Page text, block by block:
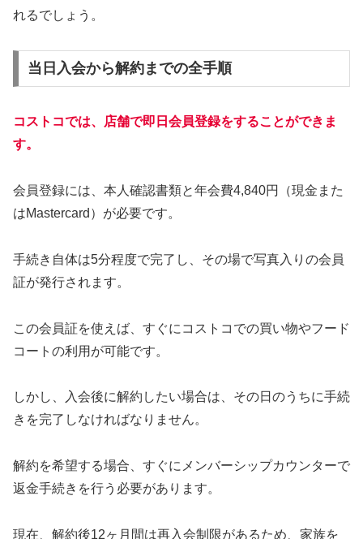
れるでしょう。
当日入会から解約までの全手順
コストコでは、店舗で即日会員登録をすることができま
す。
会員登録には、本人確認書類と年会費4,840円（現金また
はMastercard）が必要です。
手続き自体は5分程度で完了し、その場で写真入りの会員
証が発行されます。
この会員証を使えば、すぐにコストコでの買い物やフード
コートの利用が可能です。
しかし、入会後に解約したい場合は、その日のうちに手続
きを完了しなければなりません。
解約を希望する場合、すぐにメンバーシップカウンターで
返金手続きを行う必要があります。
現在、解約後12ヶ月間は再入会制限があるため、家族を